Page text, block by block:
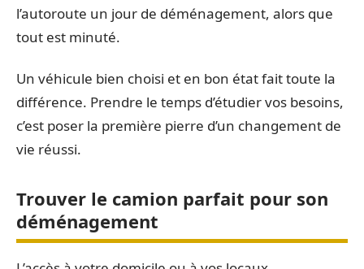
l’autoroute un jour de déménagement, alors que
tout est minuté.
Un véhicule bien choisi et en bon état fait toute la
différence. Prendre le temps d’étudier vos besoins,
c’est poser la première pierre d’un changement de
vie réussi.
Trouver le camion parfait pour son
déménagement